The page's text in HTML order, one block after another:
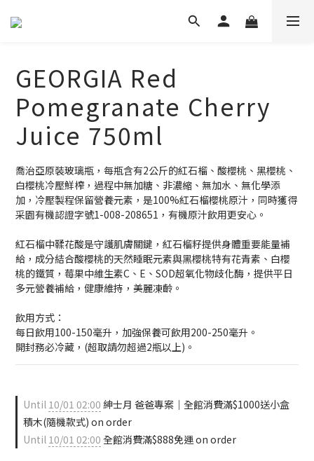
GEORGIA Red
Pomegranate Cherry
Juice 750ml
喬治亞原裝玻璃瓶，每瓶含有2公斤的紅石榴、酸櫻桃、黑櫻桃、
白櫻桃冷壓鮮榨，過程中無加糖、非濃縮、無加水、無化學添
加，冷壓製程保留營養元素，是100%紅石榴櫻桃原汁，同時獲得
采園有機認證字號1-008-208651，有機原汁飲用更安心。
紅石榴中鞣花酸是守護肌膚關鍵，紅石榴籽提供身體重要能量補
給，成分結合酸櫻桃的天然睡眠元素與黑櫻桃特有花青素、白櫻
桃的鐵質，莓果中維生素C、E、SOD超氧化物歧化酶，提供平日
多元營養補給，健康維持，美麗凍齡。
飲用方式：
每日飲用100-150毫升，加強保養可飲用200-250毫升。
開封務必冷藏，(超取請勿超過2瓶以上)。
Until 10/01 02:00 紳士月 爸爸專案｜全館消費滿$1000送小盒
積木(隨機款式) on order
Until 10/01 02:00 全館消費滿$888免運 on order